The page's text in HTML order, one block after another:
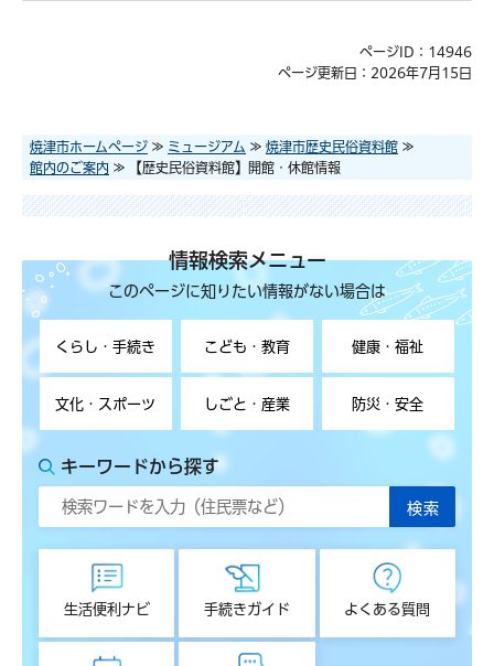
ページID：14946
ページ更新日：2026年7月15日
焼津市ホームページ ≫ ミュージアム ≫ 焼津市歴史民俗資料館 ≫
館内のご案内 ≫ 【歴史民俗資料館】開館・休館情報
情報検索メニュー
このページに知りたい情報がない場合は
くらし・手続き こども・教育 健康・福祉
文化・スポーツ しごと・産業 防災・安全
キーワードから探す
生活便利ナビ 手続きガイド よくある質問